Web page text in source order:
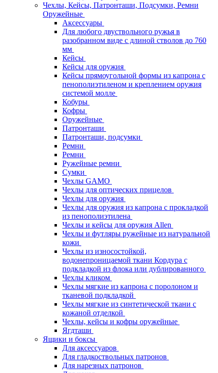
Чехлы, Кейсы, Патронташи, Подсумки, Ремни
Оружейные
Аксессуары
Для любого двуствольного ружья в
разобранном виде с длиной стволов до 760
мм
Кейсы
Кейсы для оружия
Кейсы прямоугольной формы из капрона с
пенополиэтиленом и креплением оружия
системой молле
Кобуры
Кофры
Оружейные
Патронташи
Патронташи, подсумки
Ремни
Ремни
Ружейные ремни
Сумки
Чехлы GAMO
Чехлы для оптических прицелов
Чехлы для оружия
Чехлы для оружия из капрона с прокладкой
из пенополиэтилена
Чехлы и кейсы для оружия Allen
Чехлы и футляры ружейные из натуральной
кожи
Чехлы из износостойкой,
водонепроницаемой ткани Кордура с
подкладкой из флока или дублированного
Чехлы кликом
Чехлы мягкие из капрона с поролоном и
тканевой подкладкой
Чехлы мягкие из синтетической ткани с
кожаной отделкой
Чехлы, кейсы и кофры оружейные
Ягдташи
Ящики и боксы
Для аксессуаров
Для гладкоствольных патронов
Для нарезных патронов